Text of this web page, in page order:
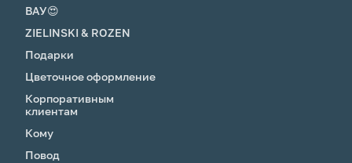
ВАУ😍
ZIELINSKI & ROZEN
Подарки
Цветочное оформление
Корпоративным
клиентам
Кому
Повод